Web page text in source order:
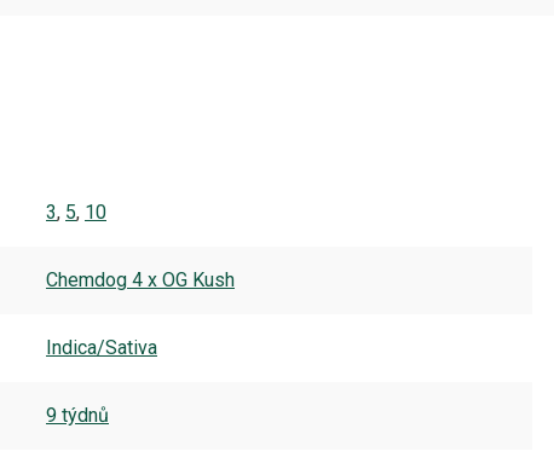
3, 5, 10
Chemdog 4 x OG Kush
Indica/Sativa
9 týdnů